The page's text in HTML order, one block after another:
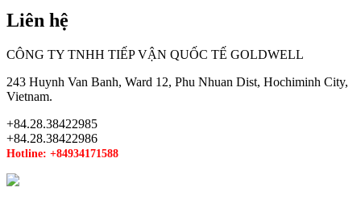
Liên hệ
CÔNG TY TNHH TIẾP VẬN QUỐC TẾ GOLDWELL
243 Huynh Van Banh, Ward 12, Phu Nhuan Dist, Hochiminh City,
Vietnam.
+84.28.38422985
+84.28.38422986
Hotline: +84934171588